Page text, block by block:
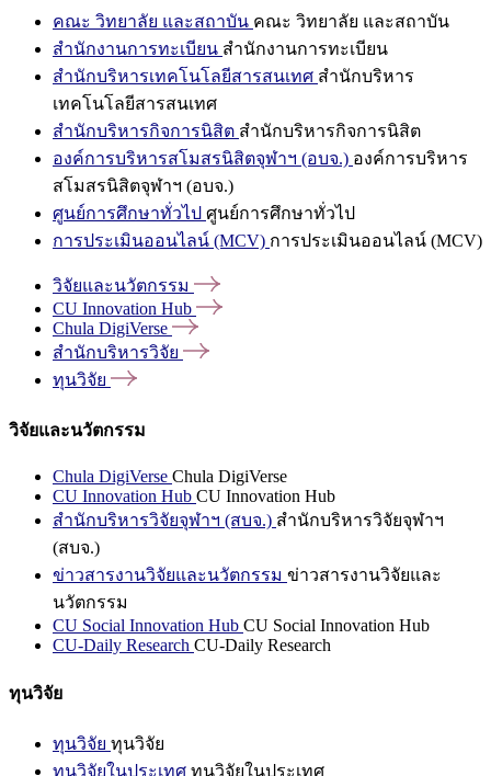
คณะ วิทยาลัย และสถาบัน คณะ วิทยาลัย และสถาบัน
สำนักงานการทะเบียน สำนักงานการทะเบียน
สำนักบริหารเทคโนโลยีสารสนเทศ สำนักบริหาร
เทคโนโลยีสารสนเทศ
สำนักบริหารกิจการนิสิต สำนักบริหารกิจการนิสิต
องค์การบริหารสโมสรนิสิตจุฬาฯ (อบจ.) องค์การบริหาร
สโมสรนิสิตจุฬาฯ (อบจ.)
ศูนย์การศึกษาทั่วไป ศูนย์การศึกษาทั่วไป
การประเมินออนไลน์ (MCV) การประเมินออนไลน์ (MCV)
วิจัยและนวัตกรรม
CU Innovation Hub
Chula DigiVerse
สำนักบริหารวิจัย
ทุนวิจัย
วิจัยและนวัตกรรม
Chula DigiVerse Chula DigiVerse
CU Innovation Hub CU Innovation Hub
สำนักบริหารวิจัยจุฬาฯ (สบจ.) สำนักบริหารวิจัยจุฬาฯ
(สบจ.)
ข่าวสารงานวิจัยและนวัตกรรม ข่าวสารงานวิจัยและ
นวัตกรรม
CU Social Innovation Hub CU Social Innovation Hub
CU-Daily Research CU-Daily Research
ทุนวิจัย
ทุนวิจัย ทุนวิจัย
ทุนวิจัยในประเทศ ทุนวิจัยในประเทศ